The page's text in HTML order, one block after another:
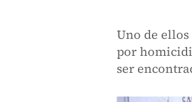
Uno de
por
ser